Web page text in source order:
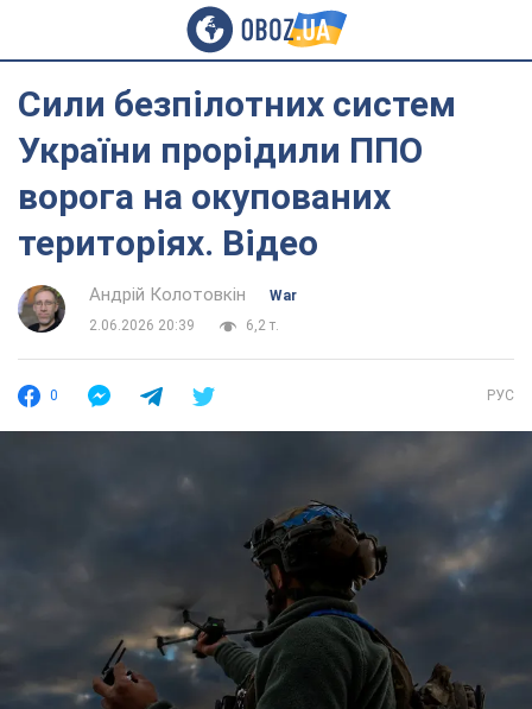
Сили безпілотних систем
України прорідили ППО
ворога на окупованих
територіях. Відео
Андрій Колотовкін
War
2.06.2026 20:39
6,2 т.
0 РУС